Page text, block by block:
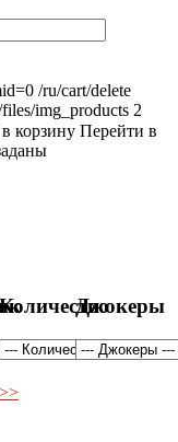
/ru/cart/delete
img_products 2
корзину Перейти в
КоличествоДжокеры